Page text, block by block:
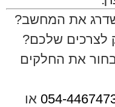
את המחשב?
לצרכים שלכם?
את החלקים
054- או